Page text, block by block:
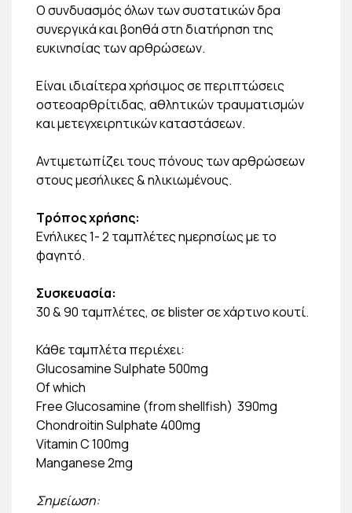
Ο συνδυασμός όλων των συστατικών δρα
συνεργικά και βοηθά στη διατήρηση της
ευκινησίας των αρθρώσεων.
Είναι ιδιαίτερα χρήσιμος σε περιπτώσεις
οστεοαρθρίτιδας, αθλητικών τραυματισμών
και μετεγχειρητικών καταστάσεων.
Αντιμετωπίζει τους πόνους των αρθρώσεων
στους μεσήλικες & ηλικιωμένους.
Τρόπος χρήσης:
Eνήλικες 1- 2 ταμπλέτες ημερησίως με το
φαγητό.
Συσκευασία:
30 & 90 ταμπλέτες, σε blister σε χάρτινο κουτί.
Κάθε ταμπλέτα περιέχει:
Glucosamine Sulphate 500mg
Of which
Free Glucosamine (from shellfish) 390mg
Chondroitin Sulphate 400mg
Vitamin C 100mg
Manganese 2mg
Σημείωση: